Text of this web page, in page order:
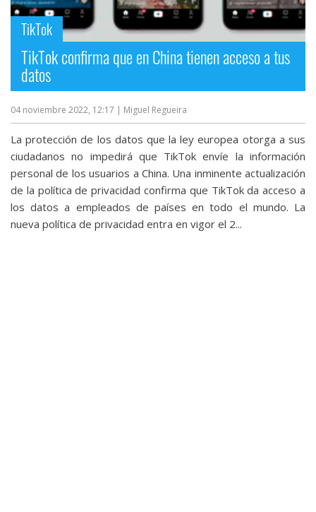
TikTok
TikTok confirma que en China tienen acceso a tus
datos
04 noviembre 2022, 12:17 | Miguel Regueira
La protección de los datos que la ley europea otorga a sus
ciudadanos no impedirá que TikTok envíe la información
personal de los usuarios a China. Una inminente actualización
de la política de privacidad confirma que TikTok da acceso a
los datos a empleados de países en todo el mundo. La
nueva política de privacidad entra en vigor el 2...